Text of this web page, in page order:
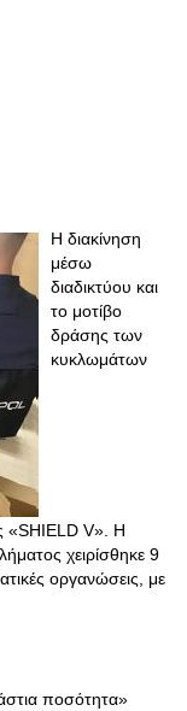
Η διακίνηση
μέσω
διαδικτύου και
το μοτίβο
δράσης των
κυκλωμάτων
«SHIELD V». Η
χειρίσθηκε 9
οργανώσεις, με
ποσότητα»